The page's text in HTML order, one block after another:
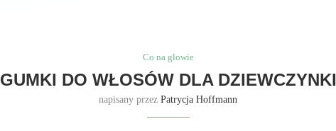
Co na głowie
GUMKI DO WŁOSÓW DLA DZIEWCZYNKI
napisany przezPatrycja Hoffmann